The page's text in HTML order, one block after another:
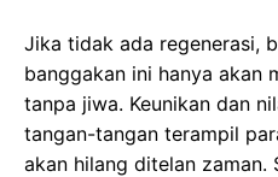
Jika tidak ada regenerasi,
banggakan ini hanya akan
tanpa jiwa. Keunikan dan
tangan-tangan terampil
akan hilang ditelan zaman.